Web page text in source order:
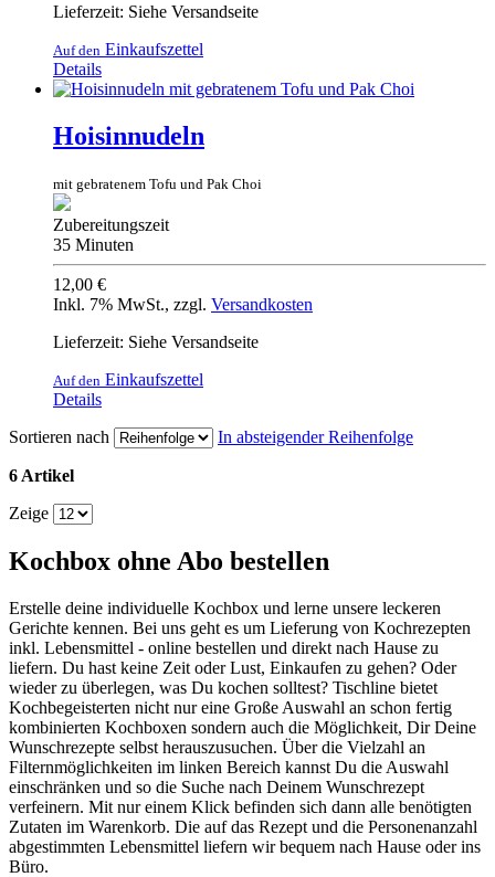
Lieferzeit: Siehe Versandseite
Auf den Einkaufszettel
Details
Hoisinnudeln
mit gebratenem Tofu und Pak Choi
Zubereitungszeit
35 Minuten
12,00 €
Inkl. 7% MwSt., zzgl. Versandkosten
Lieferzeit: Siehe Versandseite
Auf den Einkaufszettel
Details
Sortieren nach
In absteigender Reihenfolge
6 Artikel
Zeige
Kochbox ohne Abo bestellen
Erstelle deine individuelle Kochbox und lerne unsere leckeren
Gerichte kennen. Bei uns geht es um Lieferung von Kochrezepten
inkl. Lebensmittel - online bestellen und direkt nach Hause zu
liefern. Du hast keine Zeit oder Lust, Einkaufen zu gehen? Oder
wieder zu überlegen, was Du kochen solltest? Tischline bietet
Kochbegeisterten nicht nur eine Große Auswahl an schon fertig
kombinierten Kochboxen sondern auch die Möglichkeit, Dir Deine
Wunschrezepte selbst herauszusuchen. Über die Vielzahl an
Filternmöglichkeiten im linken Bereich kannst Du die Auswahl
einschränken und so die Suche nach Deinem Wunschrezept
verfeinern. Mit nur einem Klick befinden sich dann alle benötigten
Zutaten im Warenkorb. Die auf das Rezept und die Personenanzahl
abgestimmten Lebensmittel liefern wir bequem nach Hause oder ins
Büro.